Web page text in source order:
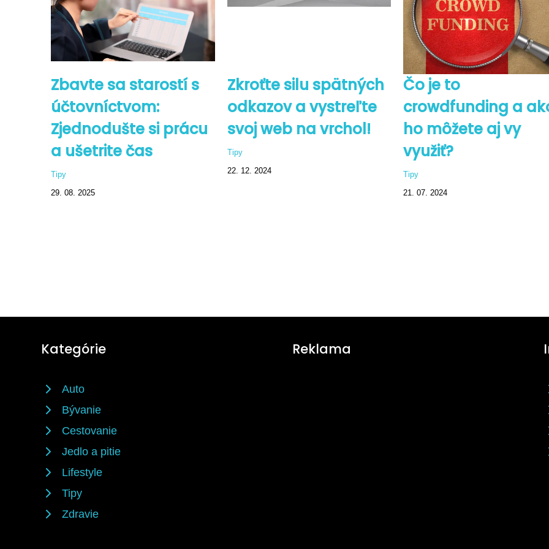
Zbavte sa starostí s
účtovníctvom:
Zjednodušte si prácu
a ušetrite čas
Tipy
29. 08. 2025
Zkroťte silu spätných
odkazov a vystreľte
svoj web na vrchol!
Tipy
22. 12. 2024
Čo je to
crowdfunding a
ho môžete aj vy
využiť?
Tipy
21. 07. 2024
Kategórie
Auto
Bývanie
Cestovanie
Jedlo a pitie
Lifestyle
Tipy
Zdravie
Reklama